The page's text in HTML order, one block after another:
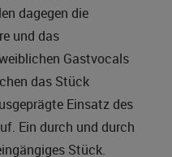
dagegen die
und das
Gastvocals
das Stück
Einsatz des
Ein durch und durch
Stück.